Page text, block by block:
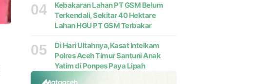
04
Kebakaran Lahan PT GSM Belum
Terkendali, Sekitar 40 Hektare
Lahan HGU PT GSM Terbakar
05
Di Hari Ultahnya,Kasat Intelkam
Polres Aceh Timur Santuni Anak
Yatim di Ponpes Paya Lipah